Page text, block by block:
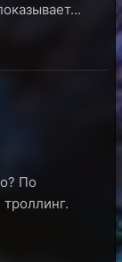
По